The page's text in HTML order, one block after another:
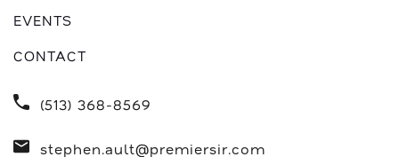
EVENTS
CONTACT
(513) 368-8569
stephen.ault@premiersir.com